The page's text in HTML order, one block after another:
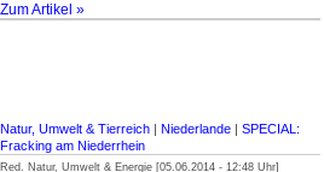
Zum Artikel »
Natur, Umwelt & Tierreich | Niederlande | SPECIAL:
Fracking am Niederrhein
Red. Natur, Umwelt & Energie [05.06.2014 - 12:48 Uhr]